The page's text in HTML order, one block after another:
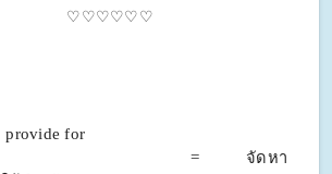
♡♡♡♡♡♡
provide for
= จัดหา